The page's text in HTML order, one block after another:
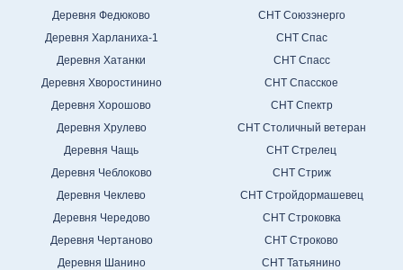
Деревня Федюково
Деревня Харланиха-1
Деревня Хатанки
Деревня Хворостинино
Деревня Хорошово
Деревня Хрулево
Деревня Чащь
Деревня Чеблоково
Деревня Чеклево
Деревня Чередово
Деревня Чертаново
Деревня Шанино
СНТ Союзэнерго
СНТ Спас
СНТ Спасс
СНТ Спасское
СНТ Спектр
СНТ Столичный ветеран
СНТ Стрелец
СНТ Стриж
СНТ Стройдормашевец
СНТ Строковка
СНТ Строково
СНТ Татьянино